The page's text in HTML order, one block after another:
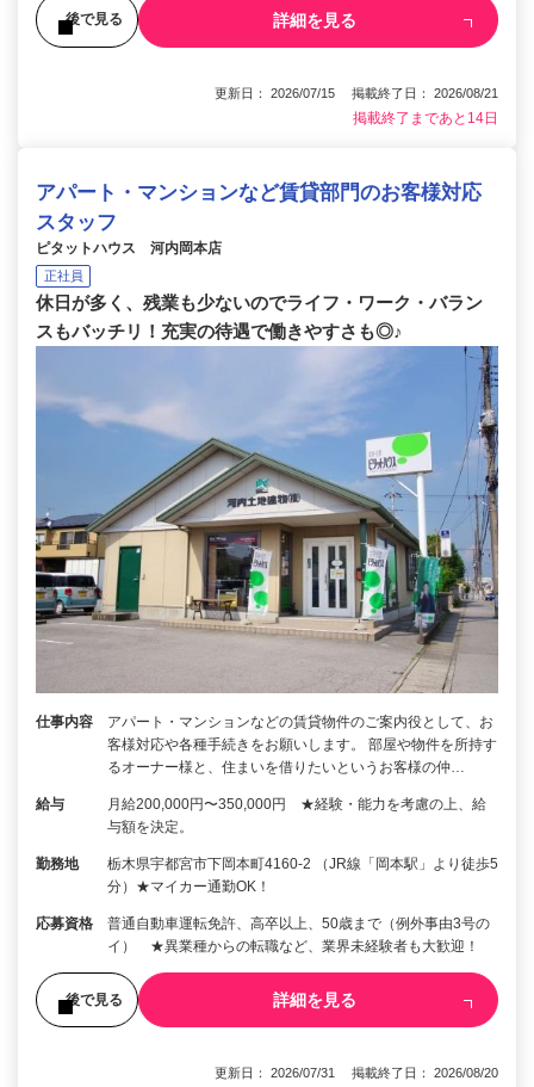
後で見る 詳細を見る
更新日： 2026/07/15 掲載終了日： 2026/08/21
掲載終了まであと14日
アパート・マンションなど賃貸部門のお客様対応
スタッフ
ピタットハウス 河内岡本店
正社員
休日が多く、残業も少ないのでライフ・ワーク・バラン
スもバッチリ！充実の待遇で働きやすさも◎♪
仕事内容
アパート・マンションなどの賃貸物件のご案内役として、お
客様対応や各種手続きをお願いします。 部屋や物件を所持す
るオーナー様と、住まいを借りたいというお客様の仲…
給与
月給200,000円〜350,000円 ★経験・能力を考慮の上、給
与額を決定。
勤務地
栃木県宇都宮市下岡本町4160-2 （JR線「岡本駅」より徒歩5
分）★マイカー通勤OK！
応募資格
普通自動車運転免許、高卒以上、50歳まで（例外事由3号の
イ） ★異業種からの転職など、業界未経験者も大歓迎！
後で見る 詳細を見る
更新日： 2026/07/31 掲載終了日： 2026/08/20